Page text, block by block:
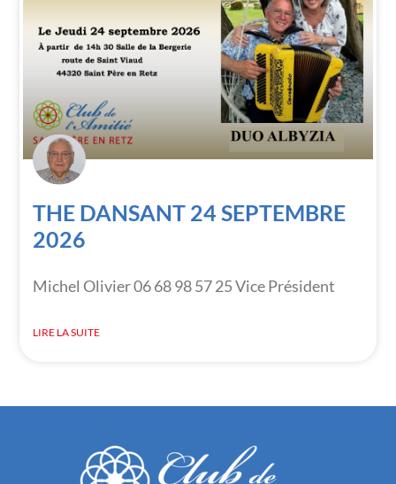
THE DANSANT 24 SEPTEMBRE
2026
Michel Olivier 06 68 98 57 25 Vice Président
LIRE LA SUITE